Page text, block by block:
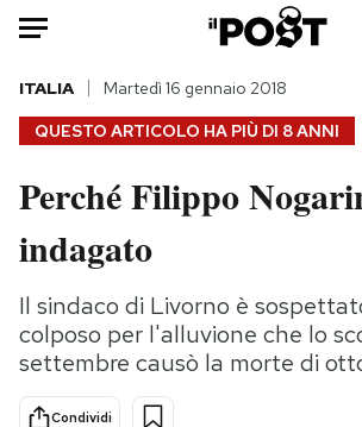
Auto
HOME
Italia
Politica
Tecnologia
Internet
Scienza
Cultura
Moda
Storie/
Ok
Media
QUESTO ARTICOLO HA PIÙ DI 8 ANNI
ITALIA Martedì 16 gennaio 2018
Perché Filippo
indagato
Il sindaco di Livorno è
colposo per l'alluvione che lo
settembre causò la morte di
Condividi